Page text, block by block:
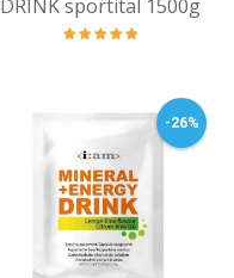
DRINK sportital 1500g
-26%